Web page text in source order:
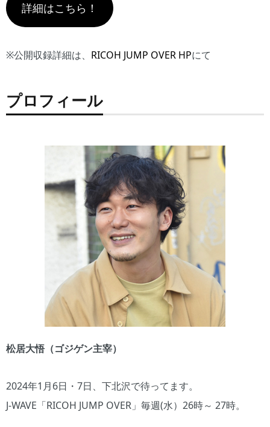
詳細はこちら！
※公開収録詳細は、 RICOH JUMP OVER HPにて
プロフィール
松居大悟（ゴジゲン主宰）
2024年1月6日・7日、下北沢で待ってます。
J-WAVE「RICOH JUMP OVER」毎週(水）26時～ 27時。